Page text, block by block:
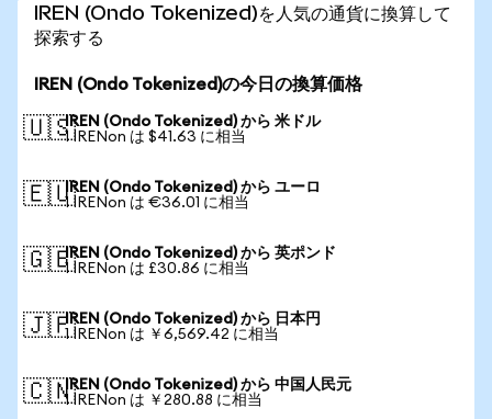
IREN (Ondo Tokenized)を人気の通貨に換算して
探索する
IREN (Ondo Tokenized)の今日の換算価格
🇺🇸IREN (Ondo Tokenized) から 米ドル
1 IRENon は $41.63 に相当
🇪🇺IREN (Ondo Tokenized) から ユーロ
1 IRENon は €36.01 に相当
🇬🇧IREN (Ondo Tokenized) から 英ポンド
1 IRENon は £30.86 に相当
🇯🇵IREN (Ondo Tokenized) から 日本円
1 IRENon は ￥6,569.42 に相当
🇨🇳IREN (Ondo Tokenized) から 中国人民元
1 IRENon は ￥280.88 に相当